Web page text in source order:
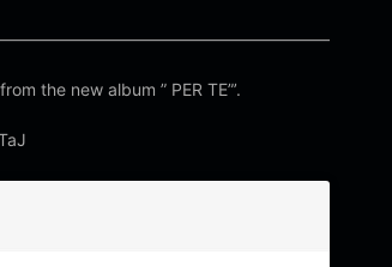
the new album ” PER TE”’.